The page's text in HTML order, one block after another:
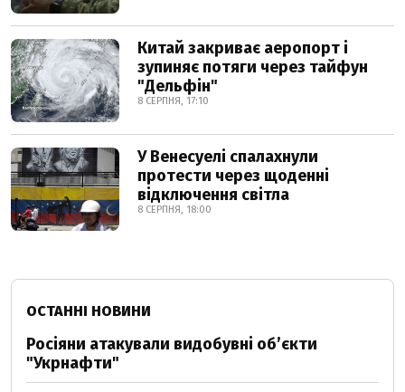
Китай закриває аеропорт і
зупиняє потяги через тайфун
"Дельфін"
8 СЕРПНЯ, 17:10
У Венесуелі спалахнули
протести через щоденні
відключення світла
8 СЕРПНЯ, 18:00
ОСТАННІ НОВИНИ
Росіяни атакували видобувні обʼєкти
"Укрнафти"